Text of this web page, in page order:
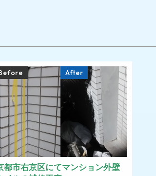
After
都市右京区にてマンション外壁